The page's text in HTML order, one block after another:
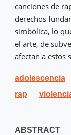
canciones de
derechos
simbólica, lo
el arte, de
afectan a estos
adolescencia
rap
ABSTRACT